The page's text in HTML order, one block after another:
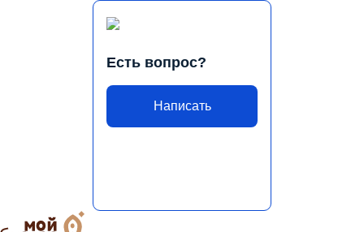
Есть вопрос?
Написать